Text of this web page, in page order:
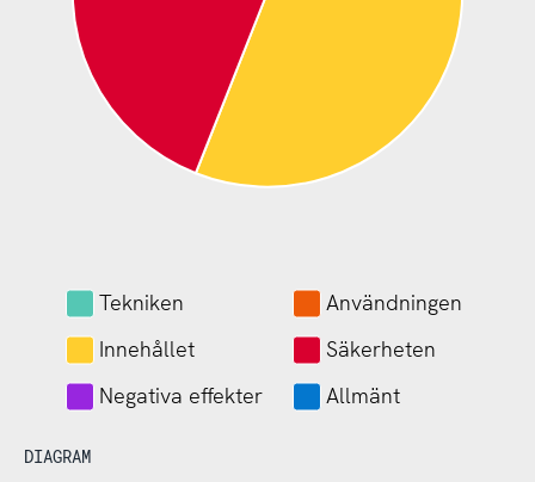
Tekniken
Användningen
Innehållet
Säkerheten
Negativa effekter
Allmänt
DIAGRAM